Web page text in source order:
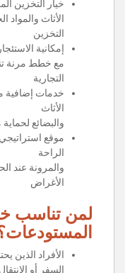
خيار التخزين
الأثاث
التخزين
إمكانية
مع خطط مرنة
التجارية
خدمات إضافية
الأثاث
والبضائع
موقع
الراحة
والمرونة عند
الأغراض
لمن تناسب
الأفراد الذين
السفر أو